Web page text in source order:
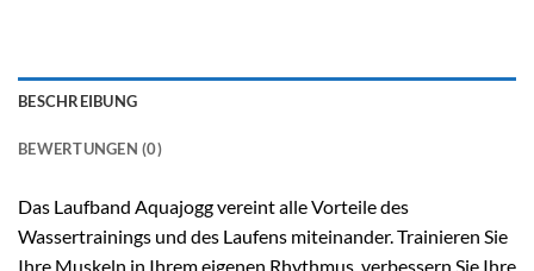
BESCHREIBUNG
BEWERTUNGEN (0)
Das Laufband Aquajogg vereint alle Vorteile des
Wassertrainings und des Laufens miteinander. Trainieren Sie
Ihre Muskeln in Ihrem eigenen Rhythmus, verbessern Sie Ihre